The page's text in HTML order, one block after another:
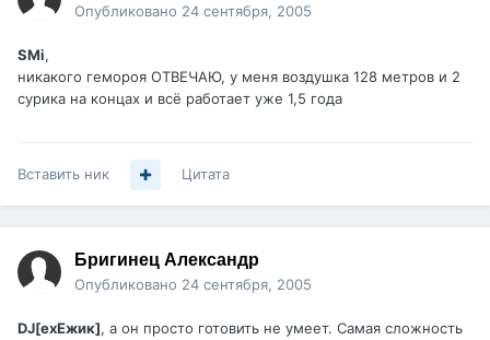
Опубликовано 24 сентября, 2005
SMi,
никакого гемороя ОТВЕЧАЮ, у меня воздушка 128 метров и 2
сурика на концах и всё работает уже 1,5 года
Вставить ник Цитата
Бригинец Александр
Опубликовано 24 сентября, 2005
DJ[exEжик], а он просто готовить не умеет. Самая сложность